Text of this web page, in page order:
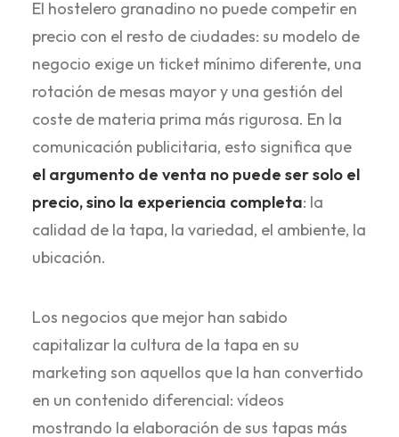
El hostelero granadino no puede competir en
precio con el resto de ciudades: su modelo de
negocio exige un ticket mínimo diferente, una
rotación de mesas mayor y una gestión del
coste de materia prima más rigurosa. En la
comunicación publicitaria, esto significa que
el argumento de venta no puede ser solo el
precio, sino la experiencia completa: la
calidad de la tapa, la variedad, el ambiente, la
ubicación.
Los negocios que mejor han sabido
capitalizar la cultura de la tapa en su
marketing son aquellos que la han convertido
en un contenido diferencial: vídeos
mostrando la elaboración de sus tapas más